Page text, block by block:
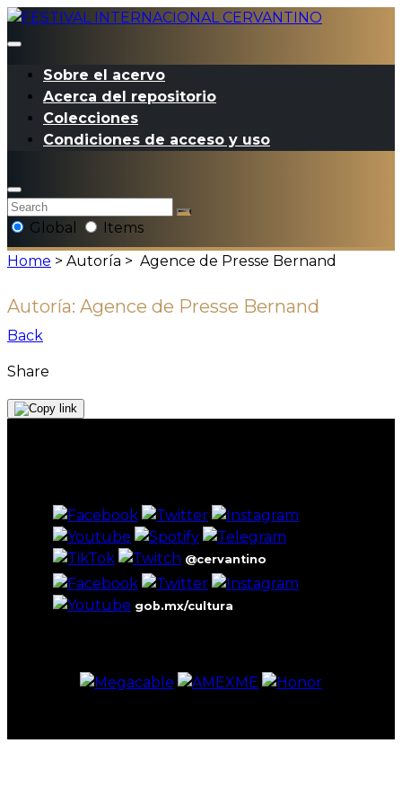
Sobre el acervo
Acerca del repositorio
Colecciones
Condiciones de acceso y uso
Global
Items
Home > Autoría > Agence de Presse Bernand
Autoría: Agence de Presse Bernand
Back
Share
@cervantino
gob.mx/cultura